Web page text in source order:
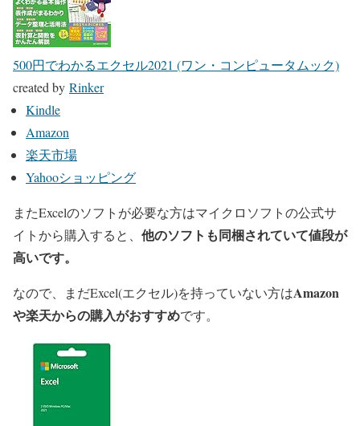
500円でわかるエクセル2021 (ワン・コンピュータムック)
created by Rinker
Kindle
Amazon
楽天市場
Yahooショッピング
またExcelのソフトが必要な方はマイクロソフトの公式サ
イトから購入すると、 他のソフトも同梱されていて値段が
高いです。
なので、まだExcel(エクセル)を持っていない方はAmazon
や楽天からの購入がおすすめです。